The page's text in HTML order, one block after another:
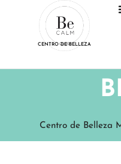
CENTRO DE BELLEZA
Centro de Belleza